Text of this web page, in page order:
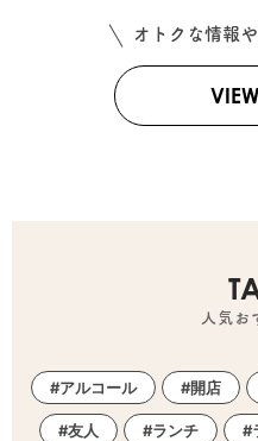
オトクな情報
人気お
アルコール 開店
友人 ランチ